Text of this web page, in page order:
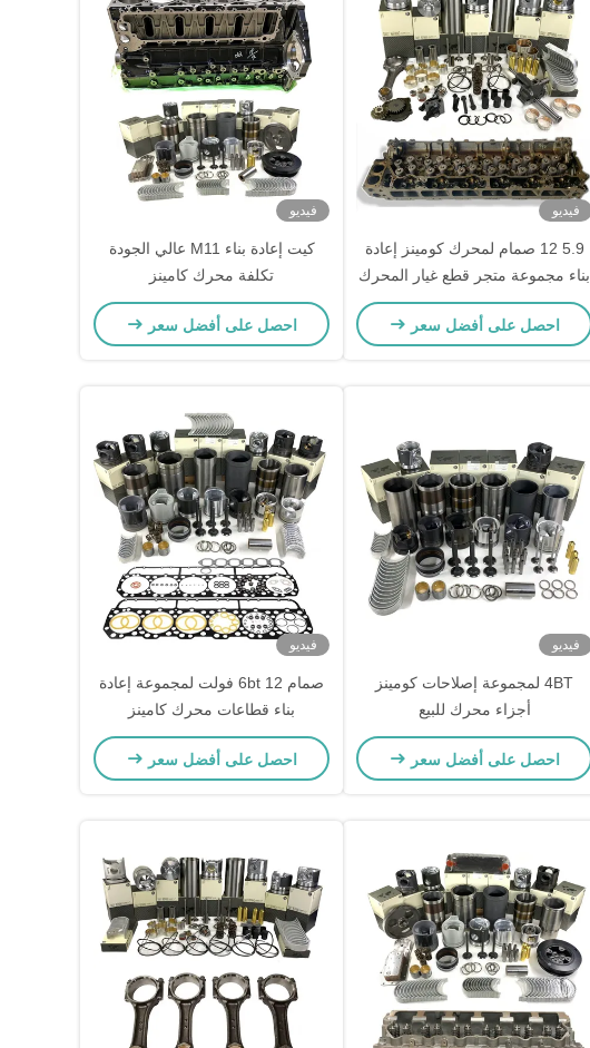
فيديو
5.9 12 صمام لمحرك كومينز إعادة
بناء مجموعة متجر قطع غيار المحرك
احصل على أفضل سعر
فيديو
كيت إعادة بناء M11 عالي الجودة
تكلفة محرك كامينز
احصل على أفضل سعر
فيديو
4BT لمجموعة إصلاحات كومينز
أجزاء محرك للبيع
احصل على أفضل سعر
فيديو
صمام 6bt 12 فولت لمجموعة إعادة
بناء قطاعات محرك كامينز
احصل على أفضل سعر